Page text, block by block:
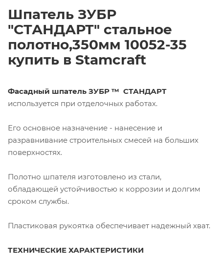
Шпатель ЗУБР
"СТАНДАРТ" стальное
полотно,350мм 10052-35
купить в Stamcraft
Фасадный шпатель ЗУБР ™ СТАНДАРТ
используется при отделочных работах.
Его основное назначение - нанесение и
разравнивание строительных смесей на больших
поверхностях.
Полотно шпателя изготовлено из стали,
обладающей устойчивостью к коррозии и долгим
сроком службы.
Пластиковая рукоятка обеспечивает надежный хват.
ТЕХНИЧЕСКИЕ ХАРАКТЕРИСТИКИ